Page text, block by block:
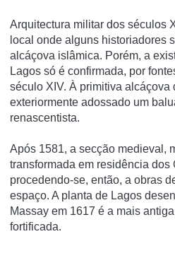
Arquitectura militar dos séculos
local onde alguns historiadores
alcáçova islâmica. Porém, a
Lagos só é confirmada, por
século XIV. À primitiva alcáçova
exteriormente adossado um
renascentista.
Após 1581, a secção medieval,
transformada em residência dos
procedendo-se, então, a obras
espaço. A planta de Lagos
Massay em 1617 é a mais
fortificada.